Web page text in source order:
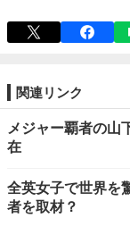
関連リンク
メジャー覇者の
在
全英女子で世界を
者を取材？